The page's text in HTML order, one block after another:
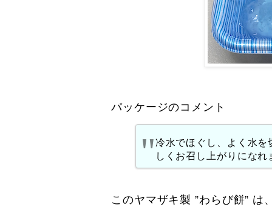
パッケージのコメント
冷水でほぐし、よく水
しくお召し上がりになれ
このヤマザキ製 ”わらび餅”